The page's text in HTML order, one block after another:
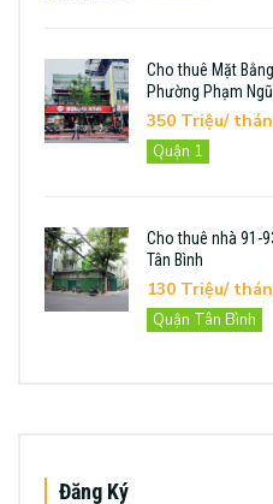
Cho thuê Mặt
Phường Phạm
350 Triệu/
Quận 1
Cho thuê nhà 91-
Tân Bình
130 Triệu/
Quận Tân Bình
Đăng Ký